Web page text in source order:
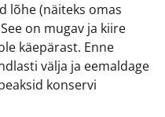
lõhe (näiteks omas
on mugav ja kiire
käepärast. Enne
välja ja eemaldage
konservi